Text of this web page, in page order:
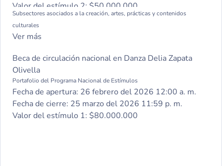
Valor del estímulo 2: $50.000.000
Categoría 3. Investigación / Creación
Valor del estímulo 3:
Categoría 4. Gestión de la creación y de rutas de
preservación
Valor del estímulo 4:
Subsectores asociados a la creación, artes, prácticas y contenidos
culturales
Ver más
Beca de circulación nacional en Danza Delia Zapata
Olivella
Portafolio del Programa Nacional de Estímulos
Fecha de apertura: 26 febrero del 2026 12:00 a. m.
Fecha de cierre: 25 marzo del 2026 11:59 p. m.
Valor del estímulo 1: $80.000.000